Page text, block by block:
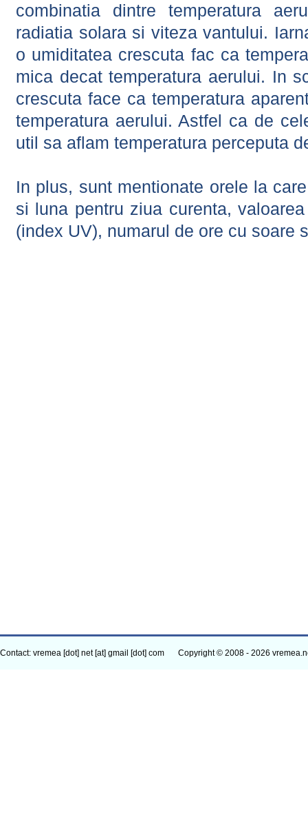
combinatia dintre temperatura
radiatia solara si viteza vantului.
o umiditatea crescuta fac ca
mica decat temperatura aerului. In
crescuta face ca temperatura
temperatura aerului. Astfel ca de
util sa aflam temperatura perceputa
In plus, sunt mentionate orele la
si luna pentru ziua curenta,
(index UV), numarul de ore cu soare
Contact: vremea [dot] net [at] gmail [dot] com Copyright © 2008 - 2026